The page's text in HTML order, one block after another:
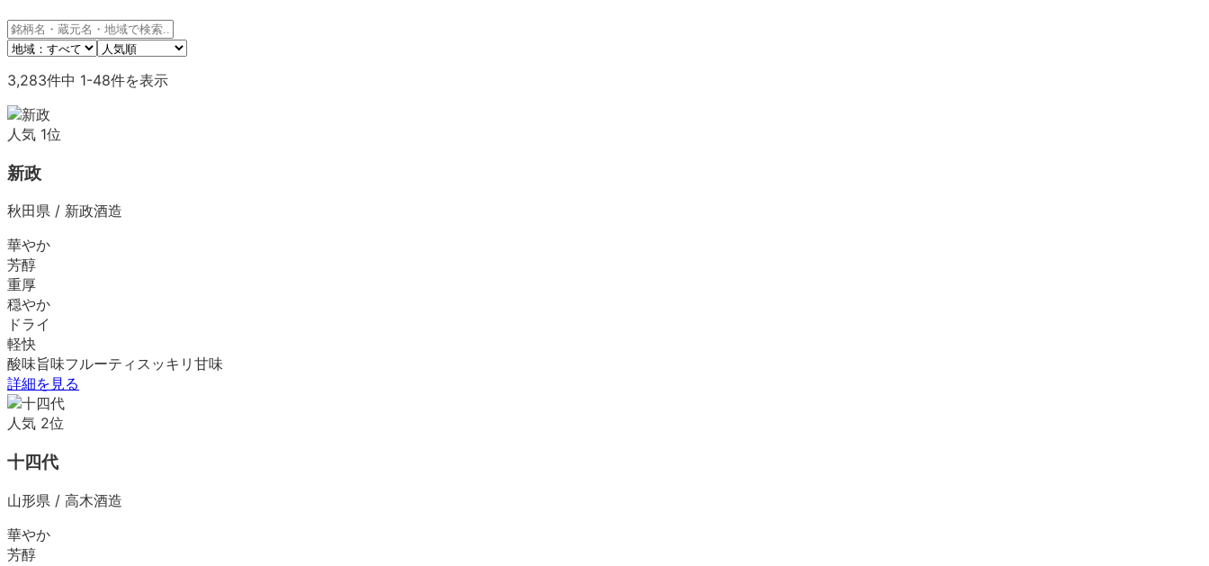
3,283件中 1-48件を表示
人気 1位
新政
秋田県 / 新政酒造
華やか
芳醇
重厚
穏やか
ドライ
軽快
酸味旨味フルーティ スッキリ 甘味
詳細を見る
人気 2位
十四代
山形県 / 高木酒造
華やか
芳醇